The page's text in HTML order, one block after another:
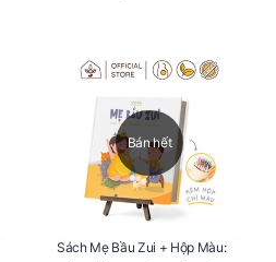
Bán hết
Sách Mẹ Bầu Zui + Hộp Màu: